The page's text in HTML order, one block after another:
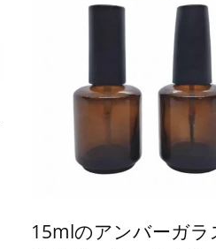
15mlのアンバーガラ